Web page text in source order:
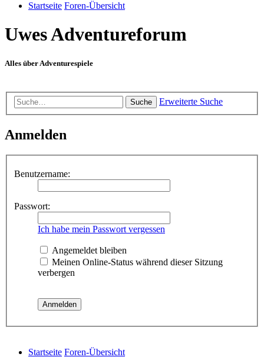
Startseite Foren-Übersicht
Uwes Adventureforum
Alles über Adventurespiele
Suche Erweiterte Suche
Anmelden
Benutzername:
Passwort:
Ich habe mein Passwort vergessen
Angemeldet bleiben
Meinen Online-Status während dieser Sitzung
verbergen
Startseite Foren-Übersicht